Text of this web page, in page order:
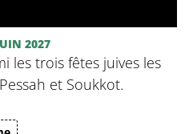
2027
les trois fêtes juives les
et Soukkot.